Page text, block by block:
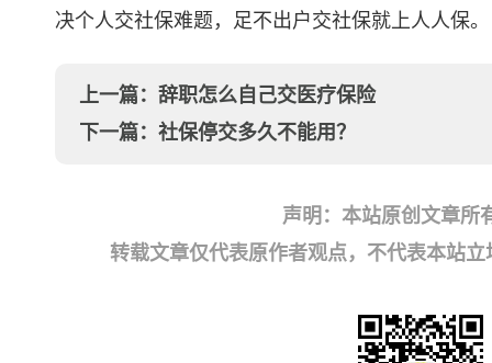
决个人交社保难题，足不出户交社保就上人人保。
上一篇： 辞职怎么自己交医疗保险
下一篇： 社保停交多久不能用？
声明：本站原创文章所
转载文章仅代表原作者观点，不代表本站